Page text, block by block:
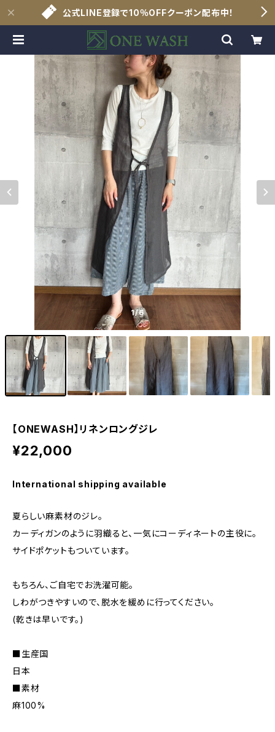
公式LINE登録で10％OFFクーポン配布中！
1/6
【ONEWASH】リネンロングジレ
¥22,000
International shipping available
夏らしい麻素材のジレ。
カーディガンのように羽織ると、一気にコーディネートの主役に。
サイドポケットもついています。
もちろん、ご自宅でお洗濯可能。
しわがつきやすいので、脱水を緩めに行ってください。
(乾きは早いです。)
■生産国
日本
■素材
麻100%